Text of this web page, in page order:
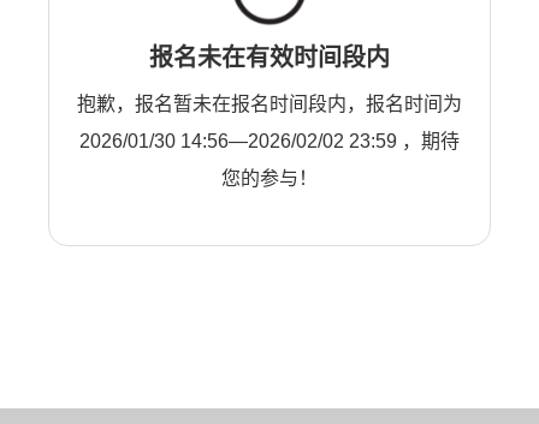
报名未在有效时间段内
抱歉，报名暂未在报名时间段内，报名时间为
2026/01/30 14:56—2026/02/02 23:59 ，期待
您的参与！